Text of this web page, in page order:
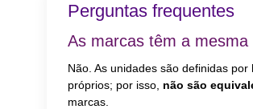
Perguntas frequentes
As marcas têm a mesma
Não. As unidades são definidas por
próprios; por isso, não são
marcas.